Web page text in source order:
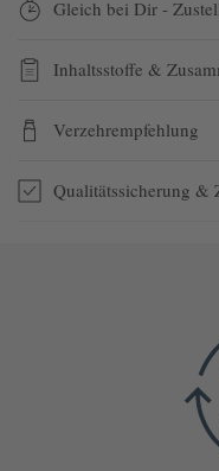
Gleich bei Dir -
Inhaltsstoffe &
Verzehrempfehlung
Qualitätssicherung &